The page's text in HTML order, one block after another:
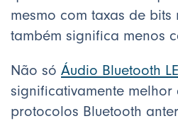
mesmo com taxas de
também significa menos
Não só Áudio Bluetooth LE
significativamente melhor
protocolos Bluetooth